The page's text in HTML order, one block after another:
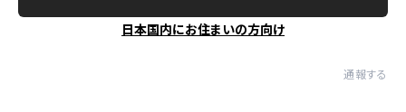
日本国内にお住まいの方向け
通報する